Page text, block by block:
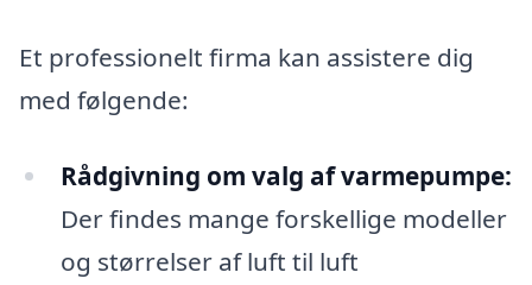
Et professionelt firma kan assistere dig
med følgende:
Rådgivning om valg af varmepumpe:
Der findes mange forskellige modeller
og størrelser af luft til luft